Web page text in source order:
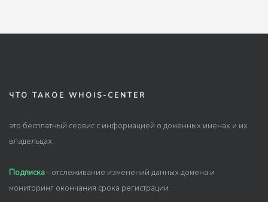
ЧТО ТАКОЕ WHOIS-CENTER
это бесплатный сервис с информацией о доменных именах и их
владельцах.
Подписка - отслеживание изменений данных домена и
мониторинг окончания срока регистрации.